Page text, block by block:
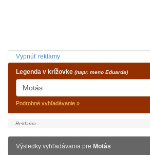
Vypnúť reklamy
Legenda v krížovke (napr. meno Eduarda)
Podrobné vyhľadávanie »
Výsledky vyhľadávania pre Motás